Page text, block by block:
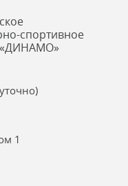
спортивное
1